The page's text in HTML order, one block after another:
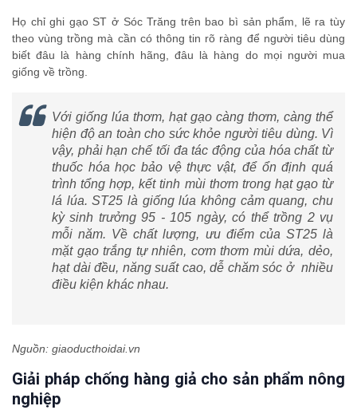
Họ chỉ ghi gạo ST ở Sóc Trăng trên bao bì sản phẩm, lẽ ra tùy
theo vùng trồng mà cần có thông tin rõ ràng để người tiêu dùng
biết đâu là hàng chính hãng, đâu là hàng do mọi người mua
giống về trồng.
Với giống lúa thơm, hạt gạo càng thơm, càng thể
hiện độ an toàn cho sức khỏe người tiêu dùng. Vì
vậy, phải hạn chế tối đa tác động của hóa chất từ
thuốc hóa học bảo vệ thực vật, để ổn định quá
trình tổng hợp, kết tinh mùi thơm trong hạt gạo từ
lá lúa. ST25 là giống lúa không cảm quang, chu
kỳ sinh trưởng 95 - 105 ngày, có thể trồng 2 vụ
mỗi năm. Về chất lượng, ưu điểm của ST25 là
mặt gạo trắng tự nhiên, cơm thơm mùi dứa, dẻo,
hạt dài đều, năng suất cao, dễ chăm sóc ở nhiều
điều kiện khác nhau.
Nguồn: giaoducthoidai.vn
Giải pháp chống hàng giả cho sản phẩm nông
nghiệp